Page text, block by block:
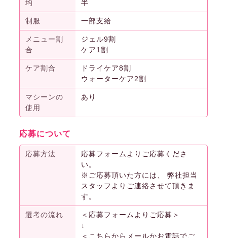
均 半
制服 一部支給
メニュー割
合
ジェル9割
ケア1割
ケア割合
ドライケア8割
ウォーターケア2割
マシーンの
使用
あり
応募について
応募方法
応募フォームよりご応募くださ
い。
※ご応募頂いた方には、 弊社担当
スタッフよりご連絡させて頂きま
す。
選考の流れ
＜応募フォームよりご応募＞
↓
＜こちらからメールかお電話でご